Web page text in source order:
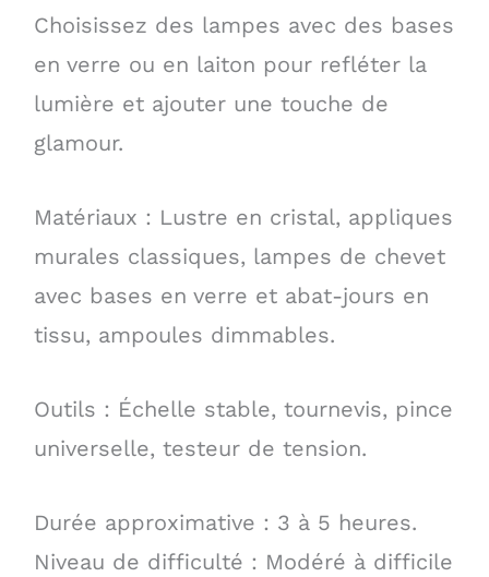
Choisissez des lampes avec des bases
en verre ou en laiton pour refléter la
lumière et ajouter une touche de
glamour.
Matériaux : Lustre en cristal, appliques
murales classiques, lampes de chevet
avec bases en verre et abat-jours en
tissu, ampoules dimmables.
Outils : Échelle stable, tournevis, pince
universelle, testeur de tension.
Durée approximative : 3 à 5 heures.
Niveau de difficulté : Modéré à difficile